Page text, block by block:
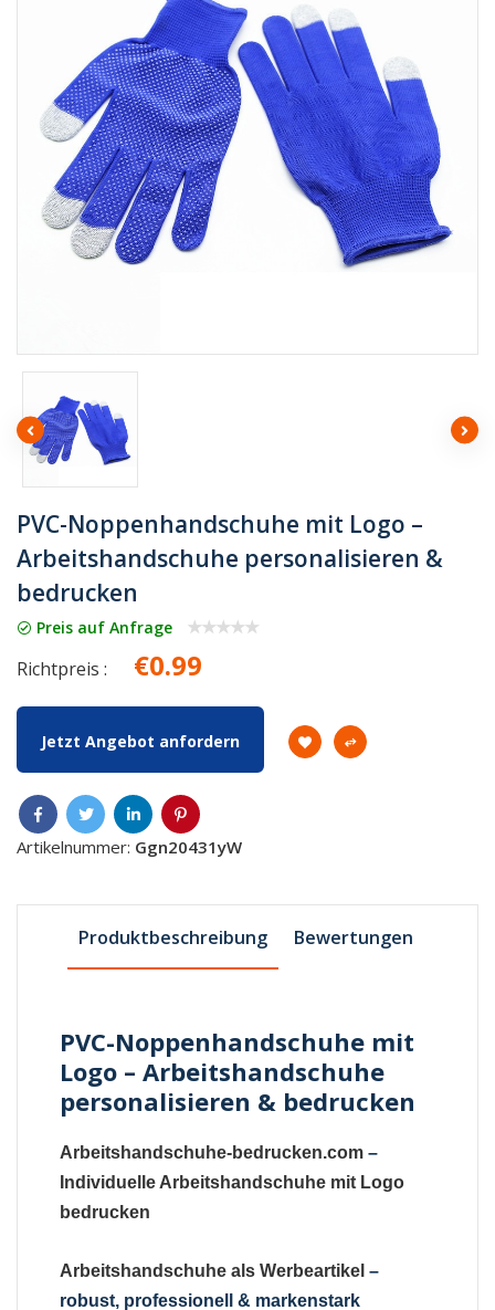
PVC-Noppenhandschuhe mit Logo –
Arbeitshandschuhe personalisieren &
bedrucken
Preis auf Anfrage
Richtpreis : €0.99
Jetzt Angebot anfordern
Artikelnummer: Ggn20431yW
Produktbeschreibung Bewertungen
PVC-Noppenhandschuhe mit
Logo – Arbeitshandschuhe
personalisieren & bedrucken
Arbeitshandschuhe-bedrucken.com –
Individuelle Arbeitshandschuhe mit Logo
bedrucken
Arbeitshandschuhe als Werbeartikel –
robust, professionell & markenstark